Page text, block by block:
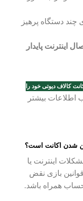
چند دستگاه پرهیز
اینترنت پایدار
۶ کار، اکانت کالاف دیوتی خود را
اطلاعات بیشتر
اینترنت یا
بازی نقض
همراه باشد.